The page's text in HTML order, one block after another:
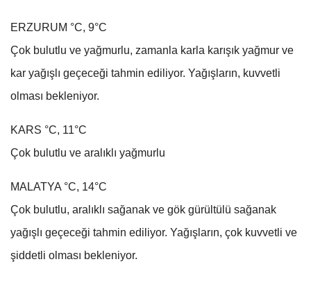
ERZURUM °C, 9°C
Çok bulutlu ve yağmurlu, zamanla karla karışık yağmur ve
kar yağışlı geçeceği tahmin ediliyor. Yağışların, kuvvetli
olması bekleniyor.
KARS °C, 11°C
Çok bulutlu ve aralıklı yağmurlu
MALATYA °C, 14°C
Çok bulutlu, aralıklı sağanak ve gök gürültülü sağanak
yağışlı geçeceği tahmin ediliyor. Yağışların, çok kuvvetli ve
şiddetli olması bekleniyor.